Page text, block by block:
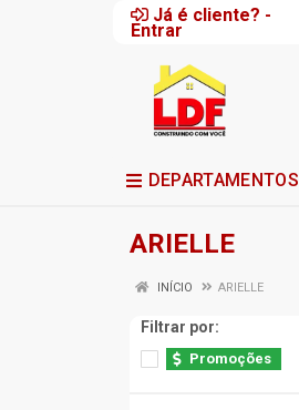
Já é cliente? -
Entrar
DEPARTAMENTOS
ARIELLE
INÍCIO ARIELLE
Filtrar por:
Promoções